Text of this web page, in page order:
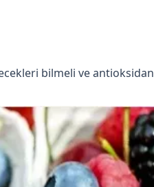
bilmeli ve antioksidan